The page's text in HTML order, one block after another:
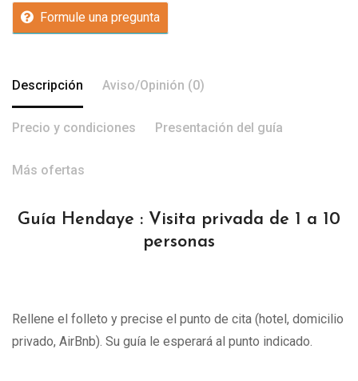
Formule una pregunta
Descripción Aviso/Opinión (0)
Precio y condiciones Presentación del guía
Más ofertas
Guía Hendaye : Visita privada de 1 a 10
personas
Rellene el folleto y precise el punto de cita (hotel, domicilio
privado, AirBnb). Su guía le esperará al punto indicado.